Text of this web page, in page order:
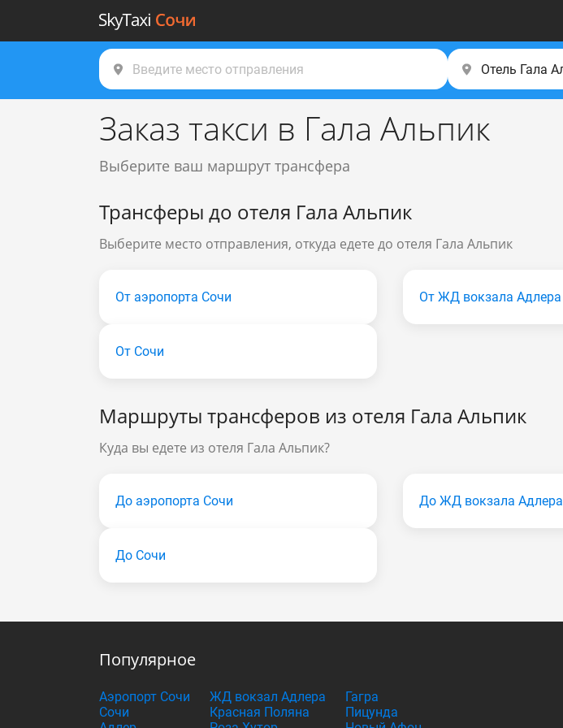
Заказ такси в Гала Альпик
Выберите ваш маршрут трансфера
Трансферы до отеля Гала Альпик
Выберите место отправления, откуда едете до отеля Гала Альпик
От аэропорта Сочи От ЖД вокзала Адлера
От Сочи
Маршруты трансферов из отеля Гала Альпик
Куда вы едете из отеля Гала Альпик?
До аэропорта Сочи До ЖД вокзала Адлера
До Сочи
Популярное
Аэропорт Сочи
Сочи
ЖД вокзал Адлера
Красная Поляна
Гагра
Пицунда